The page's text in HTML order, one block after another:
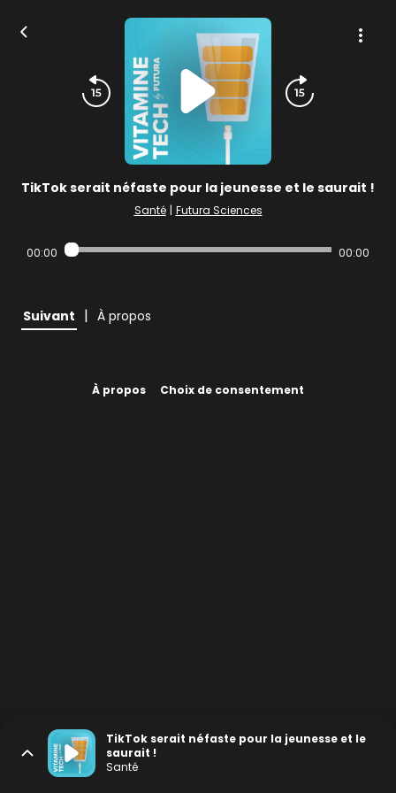
TikTok serait néfaste pour la jeunesse et le saurait !
Santé | Futura Sciences
00:00 00:00
Suivant | À propos
À propos Choix de consentement
TikTok serait néfaste pour la jeunesse et le
saurait !
Santé